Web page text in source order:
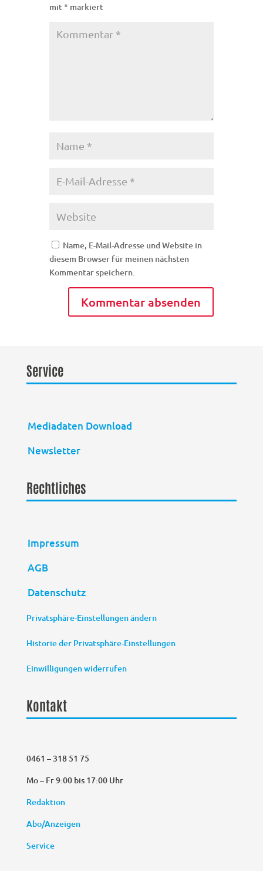
mit* markiert
Name, E-Mail-Adresse und Website in
diesem Browser für meinen nächsten
Kommentar speichern.
Service
Mediadaten Download
Newsletter
Rechtliches
Impressum
AGB
Datenschutz
Privatsphäre-Einstellungen ändern
Historie der Privatsphäre-Einstellungen
Einwilligungen widerrufen
Kontakt
0461 – 318 51 75
Mo – Fr 9:00 bis 17:00 Uhr
Redaktion
Abo/Anzeigen
Service